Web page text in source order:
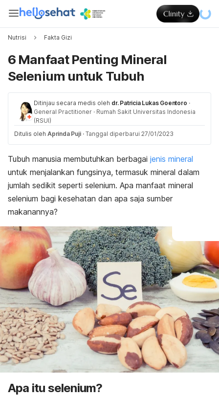
Nutrisi Fakta Gizi
6 Manfaat Penting Mineral
Selenium untuk Tubuh
Ditinjau secara medis oleh dr. Patricia Lukas Goentoro ·
General Practitioner · Rumah Sakit Universitas Indonesia
(RSUI)
Ditulis oleh Aprinda Puji · Tanggal diperbarui 27/01/2023
Tubuh manusia membutuhkan berbagai jenis mineral
untuk menjalankan fungsinya, termasuk mineral dalam
jumlah sedikit seperti selenium. Apa manfaat mineral
selenium bagi kesehatan dan apa saja sumber
makanannya?
Apa itu selenium?